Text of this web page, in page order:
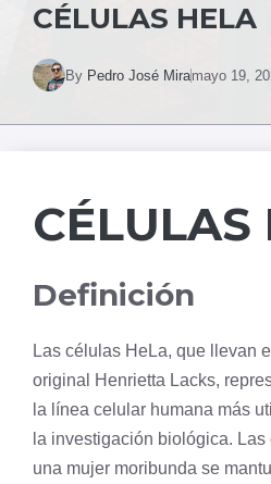
CÉLULAS HELA
By Pedro José Miramayo 19,
CÉLULAS
Definición
Las células HeLa, que llevan
original Henrietta Lacks,
la línea celular humana más
la investigación biológica.
una mujer moribunda se